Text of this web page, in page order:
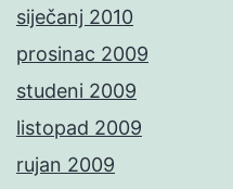
siječanj 2010
prosinac 2009
studeni 2009
listopad 2009
rujan 2009